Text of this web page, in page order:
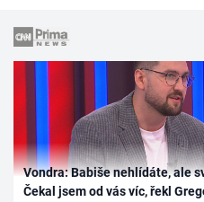
Vondra: Babiše nehlídáte, ale
Čekal jsem od vás víc, řekl